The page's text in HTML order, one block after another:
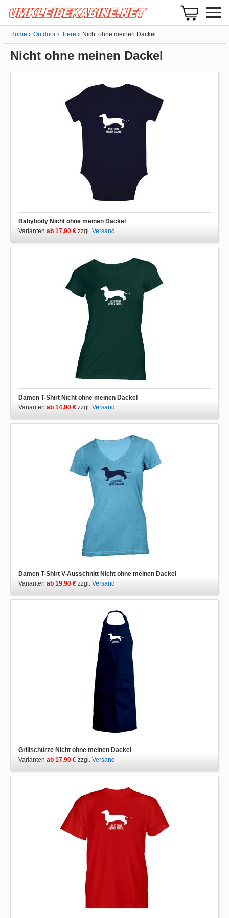
Home Outdoor Tiere Nicht ohne meinen Dackel
Nicht ohne meinen Dackel
Babybody Nicht ohne meinen Dackel
Varianten ab 17,90 € zzgl. Versand
Damen T-Shirt Nicht ohne meinen Dackel
Varianten ab 14,90 € zzgl. Versand
Damen T-Shirt V-Ausschnitt Nicht ohne meinen Dackel
Varianten ab 19,90 € zzgl. Versand
Grillschürze Nicht ohne meinen Dackel
Varianten ab 17,90 € zzgl. Versand